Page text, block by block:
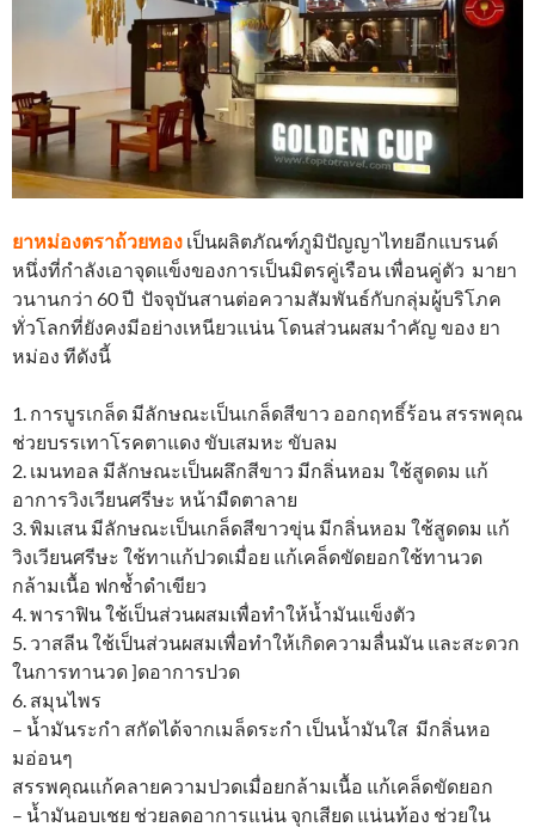
ยาหม่องตราถ้วยทอง เป็นผลิตภัณฑ์ภูมิปัญญาไทยอีกแบรนด์
หนึ่งที่กำลังเอาจุดแข็งของการเป็นมิตรคู่เรือน เพื่อนคู่ตัว มายา
วนานกว่า 60 ปี ปัจจุบันสานต่อความสัมพันธ์กับกลุ่มผู้บริโภค
ทั่วโลกที่ยังคงมีอย่างเหนียวแน่น โดนส่วนผสมาำคัญ ของ ยา
หม่อง ทีดังนี้
1. การบูรเกล็ด มีลักษณะเป็นเกล็ดสีขาว ออกฤทธิ์ร้อน สรรพคุณ
ช่วยบรรเทาโรคตาแดง ขับเสมหะ ขับลม
2. เมนทอล มีลักษณะเป็นผลึกสีขาว มีกลิ่นหอม ใช้สูดดม แก้
อาการวิงเวียนศรีษะ หน้ามืดตาลาย
3. พิมเสน มีลักษณะเป็นเกล็ดสีขาวขุ่น มีกลิ่นหอม ใช้สูดดม แก้
วิงเวียนศรีษะ ใช้ทาแก้ปวดเมื่อย แก้เคล็ดขัดยอกใช้ทานวด
กล้ามเนื้อ ฟกช้ำดำเขียว
4. พาราฟิน ใช้เป็นส่วนผสมเพื่อทำให้น้ำมันแข็งตัว
5. วาสลีน ใช้เป็นส่วนผสมเพื่อทำให้เกิดความลื่นมัน และสะดวก
ในการทานวด ]ดอาการปวด
6. สมุนไพร
– น้ำมันระกำ สกัดได้จากเมล็ดระกำ เป็นน้ำมันใส มีกลิ่นหอ
มอ่อนๆ
สรรพคุณแก้คลายความปวดเมื่อยกล้ามเนื้อ แก้เคล็ดขัดยอก
– น้ำมันอบเชย ช่วยลดอาการแน่น จุกเสียด แน่นท้อง ช่วยใน